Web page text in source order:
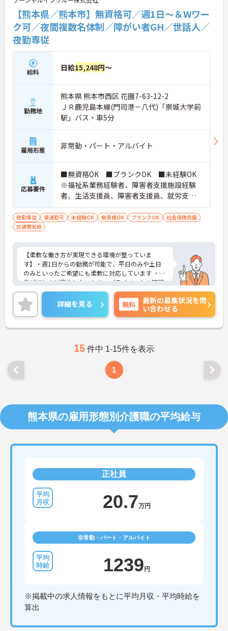
ください。
【熊本県／熊本市】無資格可／週1日～＆Wワー
ク可／夜間複数名体制／障がい者GH／世話人／
夜勤専従
給料 日給15,248円～
勤務地
熊本県 熊本市西区 花園7-63-12-2
ＪＲ鹿児島本線(門司港－八代)「崇城大学前
駅」バス・車5分
雇用形態 非常勤・パート・アルバイト
応募要件
■無資格OK ■ブランクOK ■未経験OK
※福祉系業務経験者、障害者支援施設経験
者、生活支援員、障害者支援員、就労支援
員、生活相談員等の経験歓迎
夜勤専従 車通勤可 未経験OK 無資格OK ブランクOK
社会保険完備
交通費支給
【柔軟な働き方が実現できる環境が整っていま
す】・週1日からの勤務が可能で、平日のみや土日
のみといったご希望にも柔軟に対応しています ・残
業がほとんど発生しないため、プライベートの時間
やWワークとの両立がしやすい環境です【現場の負
担を軽減するサポート体制が充実しています】・お
食事の準備には食材の宅配サービスを利用してお
り、献立やレシピが決まっているため安心してお仕
事に取り組んでいただけます・夜間も複数名のスタ
守りや巡回業務も心強い環境です【充実した待遇で
長期的なご就業を後押ししています】 駐車場を完備
しているためマイカーでのご通勤も可能です・超過
勤務や深夜割増などの手当は1分単位で正確に支給
全国に約300施設ほどの障がい者グループホームを
展開し、急成長を続けている安定法人です。「住ま
いで困っている障がい者が『0』の社会を創る」と
域社会の実現を目指しています。日中サービス支援
用に設計された新築物件を中心に運営しており、清
じめ、現場でのOJTやオンライン動画研修など、手
厚い教育体制を整えています。これまで培ってこら
れた福祉業界でのご経験や有資格者としての専門性
すことができる登用制度や、外部研修の受講支援な
どもご用意しています。お食事の準備におきまして
現場の負担を軽減しています。夜間も複数名体制を
確保しているため、安心して長くご活躍いただけま
詳細を見る 無料
最新の募集状況を問
い合わせる
15 件中 1-15件を表示
1
熊本県の雇用形態別介護職の平均給与
正社員
20.7万円
非常勤・パート・アルバイト
1239円
※掲載中の求人情報をもとに平均月収・平均時給を
算出